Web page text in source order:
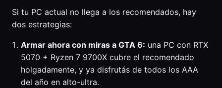
Si tu PC actual no llega a los recomendados, hay
dos estrategias:
Armar ahora con miras a GTA 6: una PC con RTX
5070 + Ryzen 7 9700X cubre el recomendado
holgadamente, y ya disfrutás de todos los AAA
del año en alto-ultra.